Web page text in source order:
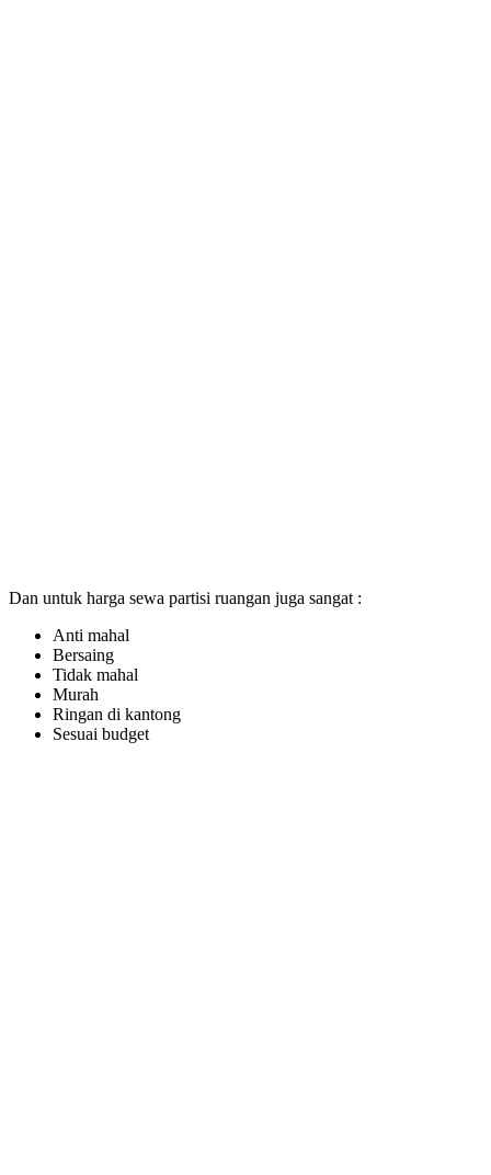
Dan untuk harga sewa partisi ruangan juga sangat :
Anti mahal
Bersaing
Tidak mahal
Murah
Ringan di kantong
Sesuai budget